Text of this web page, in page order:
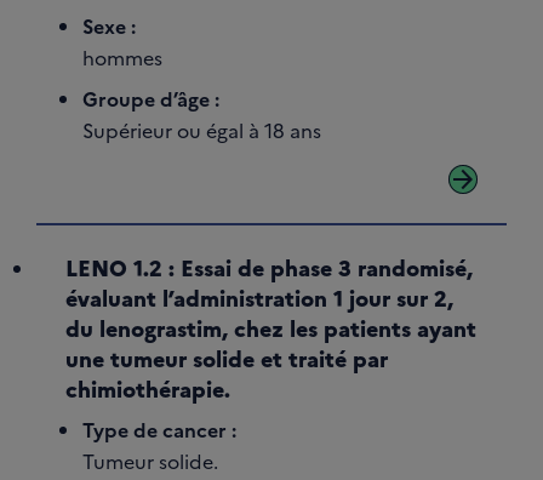
Sexe :
hommes
Groupe d’âge :
Supérieur ou égal à 18 ans
arrow_forward
LENO 1.2 : Essai de phase 3 randomisé,
évaluant l’administration 1 jour sur 2,
du lenograstim, chez les patients ayant
une tumeur solide et traité par
chimiothérapie.
Type de cancer :
Tumeur solide.